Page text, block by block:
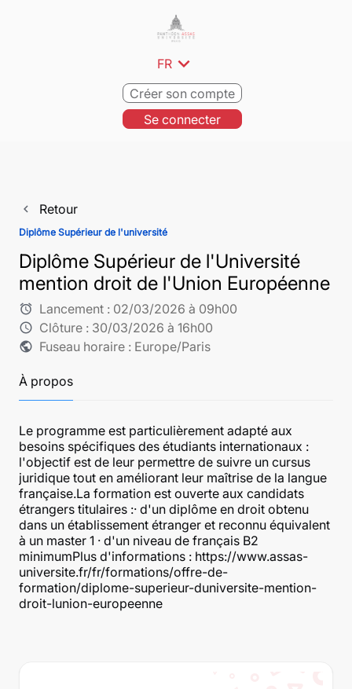
FRexpand_more
Créer son compte
Se connecter
navigate_before Retour
Diplôme Supérieur de l'université
Diplôme Supérieur de l'Université
mention droit de l'Union Européenne
alarm Lancement : 02/03/2026 à 09h00
schedule Clôture : 30/03/2026 à 16h00
public Fuseau horaire : Europe/Paris
À propos
Le programme est particulièrement adapté aux
besoins spécifiques des étudiants internationaux :
l'objectif est de leur permettre de suivre un cursus
juridique tout en améliorant leur maîtrise de la langue
française.La formation est ouverte aux candidats
étrangers titulaires :· d'un diplôme en droit obtenu
dans un établissement étranger et reconnu équivalent
à un master 1 · d'un niveau de français B2
minimumPlus d'informations : https://www.assas-
universite.fr/fr/formations/offre-de-
formation/diplome-superieur-duniversite-mention-
droit-lunion-europeenne